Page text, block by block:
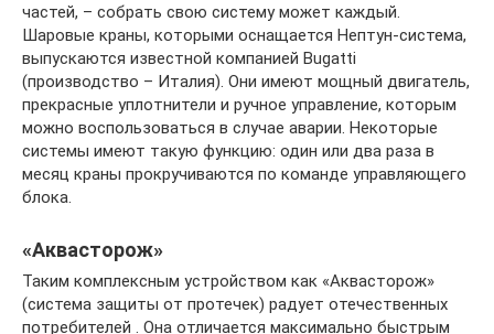
частей, – собрать свою систему может каждый.
Шаровые краны, которыми оснащается Нептун-система,
выпускаются известной компанией Bugatti
(производство – Италия). Они имеют мощный двигатель,
прекрасные уплотнители и ручное управление, которым
можно воспользоваться в случае аварии. Некоторые
системы имеют такую функцию: один или два раза в
месяц краны прокручиваются по команде управляющего
блока.
«Аквасторож»
Таким комплексным устройством как «Аквасторож»
(система защиты от протечек) радует отечественных
потребителей . Она отличается максимально быстрым